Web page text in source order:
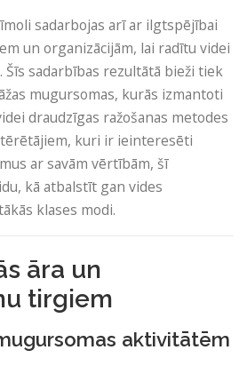
sadarbojas arī ar ilgtspējībai
un organizācijām, lai radītu videi
Šīs sadarbības rezultātā bieži tiek
mugursomas, kurās izmantoti
draudzīgas ražošanas metodes
kuri ir ieinteresēti
ar savām vērtībām, šī
kā atbalstīt gan vides
klases modi.
āra un
tirgiem
aktivitātēm